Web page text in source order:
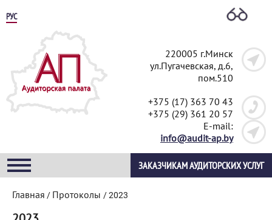
РУС
220005 г.Минск
ул.Пугачевская, д.6,
пом.510
+375 (17) 363 70 43
+375 (29) 361 20 57
E-mail:
info@audit-ap.by
ЗАКАЗЧИКАМ АУДИТОРСКИХ УСЛУГ
Главная / Протоколы /2023